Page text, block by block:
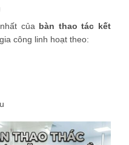
của bàn thao tác kết
công linh hoạt theo: